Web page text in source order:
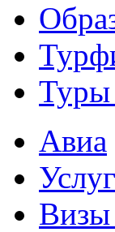
Туры
Авиа
Визы